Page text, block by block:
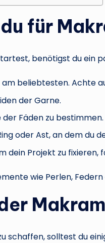
für
benötigst du ein
am beliebtesten. Achte
der Garne.
der Fäden zu bestimmen.
oder Ast, an dem du
dein Projekt zu fixieren,
wie Perlen, Federn
schaffen, solltest du